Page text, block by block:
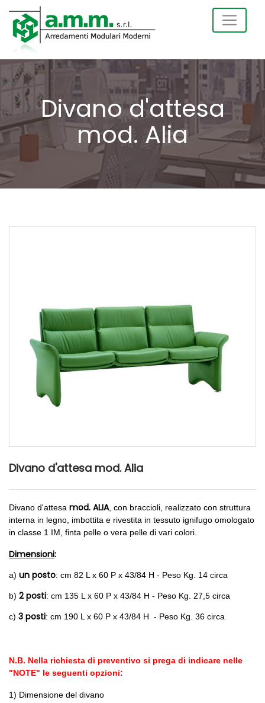
Divano d'attesa
mod. Alia
Divano d'attesa mod. Alia
Divano d'attesa mod. ALIA, con braccioli, realizzato con struttura
interna in legno, imbottita e rivestita in tessuto ignifugo omologato
in classe 1 IM, finta pelle o vera pelle di vari colori.
Dimensioni:
a) un posto: cm 82 L x 60 P x 43/84 H - Peso Kg. 14 circa
b) 2 posti: cm 135 L x 60 P x 43/84 H - Peso Kg. 27,5 circa
c) 3 posti: cm 190 L x 60 P x 43/84 H - Peso Kg. 36 circa
N.B. Nella richiesta di preventivo si prega di indicare nelle
"NOTE" le seguenti opzioni:
1) Dimensione del divano